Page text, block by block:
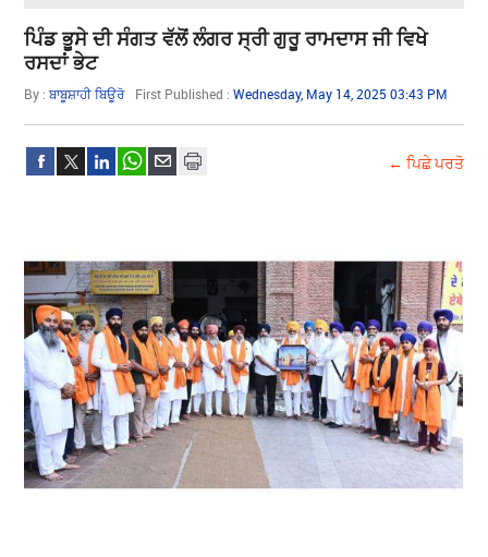
ਪਿੰਡ ਭੂਸੇ ਦੀ ਸੰਗਤ ਵੱਲੋਂ ਲੰਗਰ ਸ੍ਰੀ ਗੁਰੂ ਰਾਮਦਾਸ ਜੀ ਵਿਖੇ
ਰਸਦਾਂ ਭੇਟ
By :ਬਾਬੂਸ਼ਾਹੀ ਬਿਊਰੋ First Published :Wednesday, May 14, 2025 03:43 PM
← ਪਿਛੇ ਪਰਤੋ